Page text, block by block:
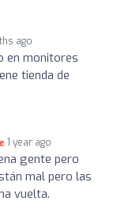
ago
en monitores
tienda de
1 year ago
gente pero
mal pero las
vuelta.